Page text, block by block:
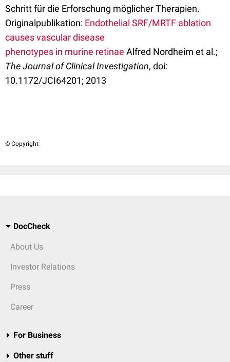
Schritt für die Erforschung möglicher Therapien.
Originalpublikation: Endothelial SRF/MRTF ablation
causes vascular disease
phenotypes in murine retinae Alfred Nordheim et al.;
The Journal of Clinical Investigation, doi:
10.1172/JCI64201; 2013
© Copyright
DocCheck
About Us
Investor Relations
Press
Career
For Business
Other stuff